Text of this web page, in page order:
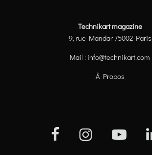
Technikart magazine
9, rue Mandar 75002 Paris
Mail : info@technikart.com
À Propos